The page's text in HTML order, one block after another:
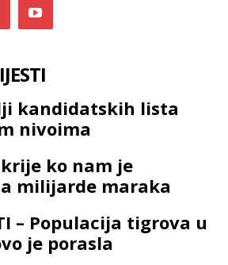
kandidatskih lista
nivoima
ko nam je
milijarde maraka
– Populacija tigrova u
je porasla